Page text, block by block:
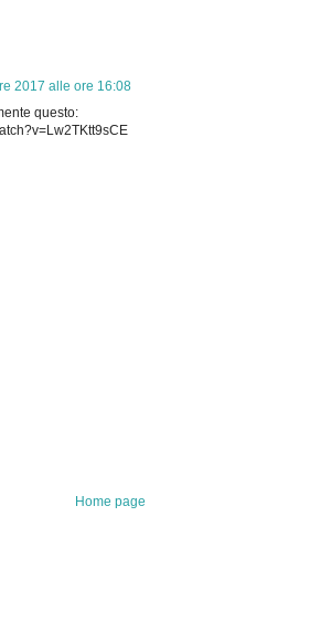
2017 alle ore 16:08
questo:
Home page